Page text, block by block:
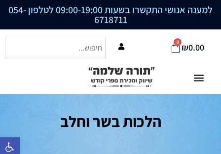
פתח סרגל
למענה אנושי התקשרו בשעות 09:00-19:00 לטלפון 054-
6718711
₪0.00
0
הלכות בשר וחלב